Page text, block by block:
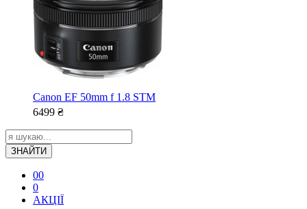
Canon EF 50mm f 1.8 STM
6499 ₴
ЗНАЙТИ
00
0
АКЦІЇ